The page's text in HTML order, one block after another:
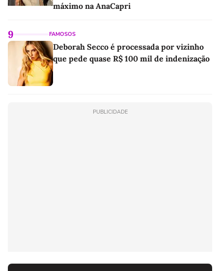
máximo na AnaCapri
9 FAMOSOS
Deborah Secco é processada por vizinho
que pede quase R$ 100 mil de indenização
PUBLICIDADE